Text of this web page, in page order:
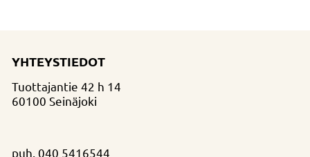
YHTEYSTIEDOT
Tuottajantie 42 h 14
60100 Seinäjoki
puh. 040 5416544